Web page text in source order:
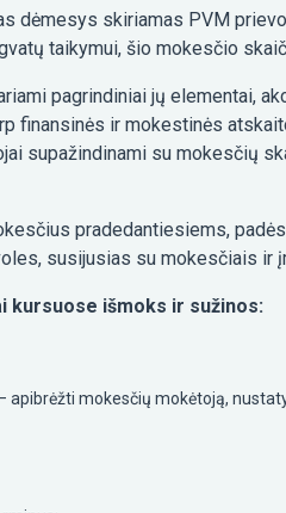
dėmesys skiriamas PVM
taikymui, šio mokesčio
pagrindiniai jų elementai,
finansinės ir mokestinės
supažindinami su mokesčių
pradedantiesiems,
susijusias su mokesčiais ir
kursuose išmoks ir sužinos:
mokesčių mokėtoją,